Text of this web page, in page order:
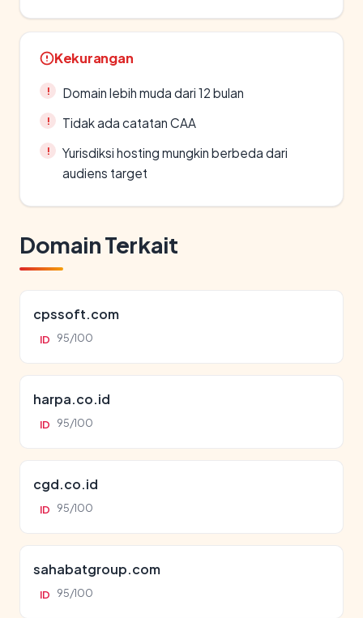
Kekurangan
Domain lebih muda dari 12 bulan
Tidak ada catatan CAA
Yurisdiksi hosting mungkin berbeda dari
audiens target
Domain Terkait
cpssoft.com
ID 95/100
harpa.co.id
ID 95/100
cgd.co.id
ID 95/100
sahabatgroup.com
ID 95/100